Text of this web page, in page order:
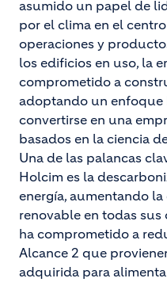
asumido un papel de
por el clima en el
operaciones y
los edificios en uso, la
comprometido a
adoptando un enfoque
convertirse en una
basados en la ciencia
Una de las palancas
Holcim es la
energía, aumentando
renovable en todas sus
ha comprometido a
Alcance 2 que
adquirida para